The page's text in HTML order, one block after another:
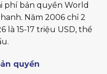
phí bản quyền World
Năm 2006 chỉ 2
là 15-17 triệu USD, thể
quyền